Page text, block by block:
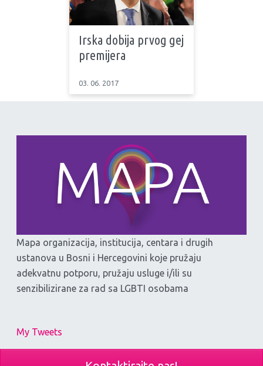
Irska dobija prvog gej
premijera
03. 06. 2017
Mapa organizacija, institucija, centara i drugih
ustanova u Bosni i Hercegovini koje pružaju
adekvatnu potporu, pružaju usluge i/ili su
senzibilizirane za rad sa LGBTI osobama
My Tweets